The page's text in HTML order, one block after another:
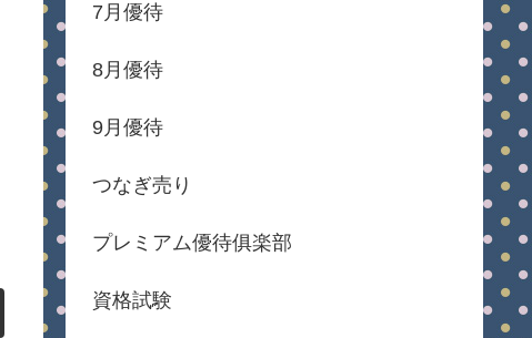
7月優待
8月優待
9月優待
つなぎ売り
プレミアム優待俱楽部
資格試験